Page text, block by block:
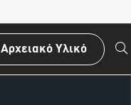
Αρχειακό Υλικό